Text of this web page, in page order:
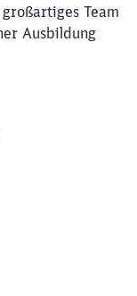
Team
Ausbildung